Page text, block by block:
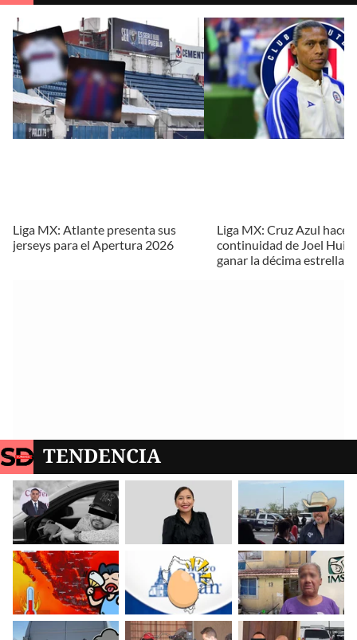
Liga MX: Atlante presenta sus
jerseys para el Apertura 2026
Liga MX: Cruz Azul hace
continuidad de Joel
ganar la décima estrella
TENDENCIA